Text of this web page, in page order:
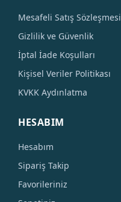
Mesafeli Satış Sözleşmesi
Gizlilik ve Güvenlik
İptal İade Koşulları
Kişisel Veriler Politikası
KVKK Aydınlatma
HESABIM
Hesabım
Sipariş Takip
Favorileriniz